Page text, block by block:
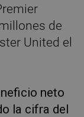
de
United el
neto
la cifra del